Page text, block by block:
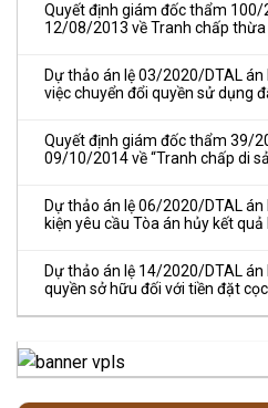
Quyết định giám đốc thẩm 100/
12/08/2013 về Tranh chấp thừa
Dự thảo án lệ 03/2020/DTAL
việc chuyển đổi quyền sử dụng
Quyết định giám đốc thẩm 39/
09/10/2014 về “Tranh chấp di
Dự thảo án lệ 06/2020/DTAL
kiện yêu cầu Tòa án hủy kết
Dự thảo án lệ 14/2020/DTAL
quyền sở hữu đối với tiền đặt cọc